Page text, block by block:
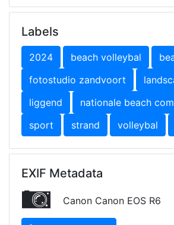
Labels
2024 beach volleybal
fotostudio zandvoort
liggend
nationale beach
sport
strand volleybal
EXIF Metadata
Canon Canon EOS R6